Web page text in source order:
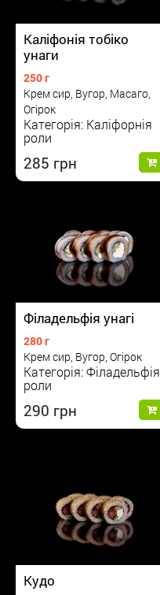
Каліфонія тобіко
унаги
250 г
Крем сир, Вугор, Масаго,
Огірок
Категорія: Каліфорнія
роли
285
Філадельфія унагі
280 г
Крем сир, Вугор, Огірок
Категорія: Філадельфія
роли
290
Кудо